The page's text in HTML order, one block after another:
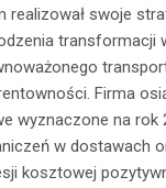
realizował swoje
transformacji
Firma
wyznaczone na rok
w dostawach
kosztowej